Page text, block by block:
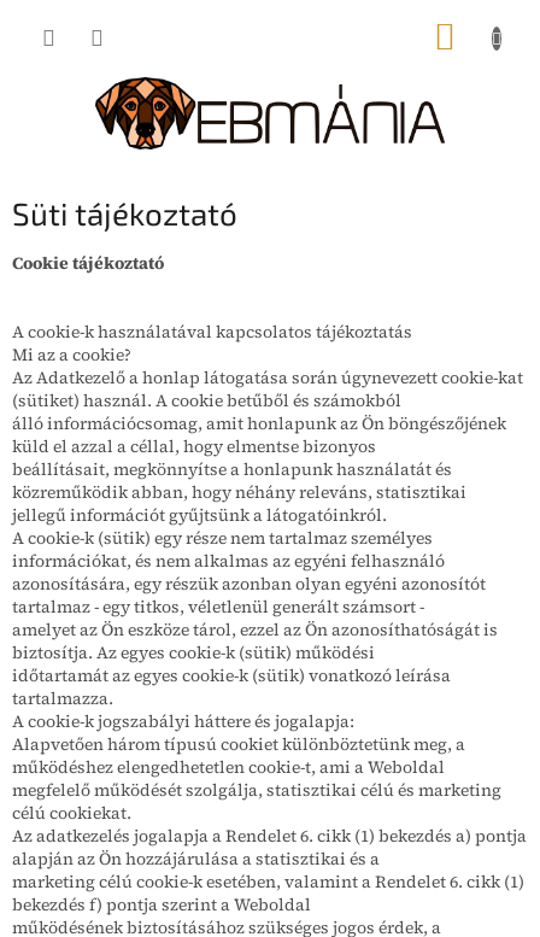
KOSÁR
Süti tájékoztató
Cookie tájékoztató
A cookie-k használatával kapcsolatos tájékoztatás
Mi az a cookie?
Az Adatkezelő a honlap látogatása során úgynevezett cookie-kat
(sütiket) használ. A cookie betűből és számokból
álló információcsomag, amit honlapunk az Ön böngészőjének
küld el azzal a céllal, hogy elmentse bizonyos
beállításait, megkönnyítse a honlapunk használatát és
közreműködik abban, hogy néhány releváns, statisztikai
jellegű információt gyűjtsünk a látogatóinkról.
A cookie-k (sütik) egy része nem tartalmaz személyes
információkat, és nem alkalmas az egyéni felhasználó
azonosítására, egy részük azonban olyan egyéni azonosítót
tartalmaz - egy titkos, véletlenül generált számsort -
amelyet az Ön eszköze tárol, ezzel az Ön azonosíthatóságát is
biztosítja. Az egyes cookie-k (sütik) működési
időtartamát az egyes cookie-k (sütik) vonatkozó leírása
tartalmazza.
A cookie-k jogszabályi háttere és jogalapja:
Alapvetően három típusú cookiet különböztetünk meg, a
működéshez elengedhetetlen cookie-t, ami a Weboldal
megfelelő működését szolgálja, statisztikai célú és marketing
célú cookiekat.
Az adatkezelés jogalapja a Rendelet 6. cikk (1) bekezdés a) pontja
alapján az Ön hozzájárulása a statisztikai és a
marketing célú cookie-k esetében, valamint a Rendelet 6. cikk (1)
bekezdés f) pontja szerint a Weboldal
működésének biztosításához szükséges jogos érdek, a